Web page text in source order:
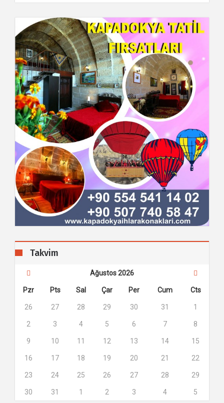
Takvim
Ağustos 2026
Pzr Pts Sal Çar Per Cum Cts
26 27 28 29 30 31 1
2 3 4 5 6 7 8
9 10 11 12 13 14 15
16 17 18 19 20 21 22
23 24 25 26 27 28 29
30 31 1 2 3 4 5